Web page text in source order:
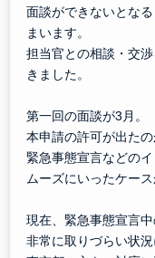
面談ができないとな
まいます。
担当官との相談・交
きました。
第一回の面談が3月。
本申請の許可が出たの
緊急事態宣言などの
ムーズにいったケース
現在、緊急事態宣言
非常に取りづらい状況